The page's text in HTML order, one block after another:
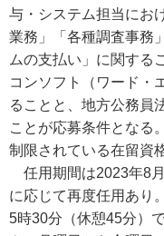
与・システム担当にお
業務」「各種調査事務
ムの支払い」に関する
コンソフト（ワード・
ることと、地方公務員
ことが応募条件となる
制限されている在留資
任用期間は2023年8
に応じて再度任用あり
5時30分（休憩45分）